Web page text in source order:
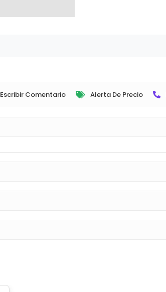
Escribir Comentario Alerta De Precio